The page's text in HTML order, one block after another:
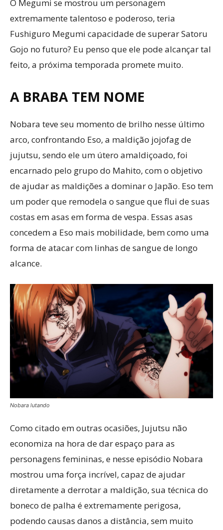
O Megumi se mostrou um personagem
extremamente talentoso e poderoso, teria
Fushiguro Megumi capacidade de superar Satoru
Gojo no futuro? Eu penso que ele pode alcançar tal
feito, a próxima temporada promete muito.
A BRABA TEM NOME
Nobara teve seu momento de brilho nesse último
arco, confrontando Eso, a maldição jojofag de
jujutsu, sendo ele um útero amaldiçoado, foi
encarnado pelo grupo do Mahito, com o objetivo
de ajudar as maldições a dominar o Japão. Eso tem
um poder que remodela o sangue que flui de suas
costas em asas em forma de vespa. Essas asas
concedem a Eso mais mobilidade, bem como uma
forma de atacar com linhas de sangue de longo
alcance.
Nobara lutando
Como citado em outras ocasiões, Jujutsu não
economiza na hora de dar espaço para as
personagens femininas, e nesse episódio Nobara
mostrou uma força incrível, capaz de ajudar
diretamente a derrotar a maldição, sua técnica do
boneco de palha é extremamente perigosa,
podendo causas danos a distância, sem muito